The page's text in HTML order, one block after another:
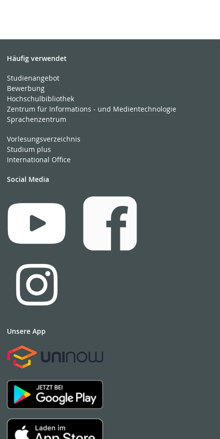
Häufig verwendet
Studienangebot
Bewerbung
Hochschulbibliothek
Zentrum für Informations - und Medientechnologie
Sprachenzentrum
Vorlesungsverzeichnis
Studium plus
International Office
Social Media
Unsere App